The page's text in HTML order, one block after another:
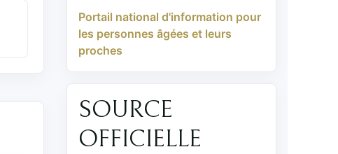
Portail national d'information pour
les personnes âgées et leurs
proches
SOURCE
OFFICIELLE